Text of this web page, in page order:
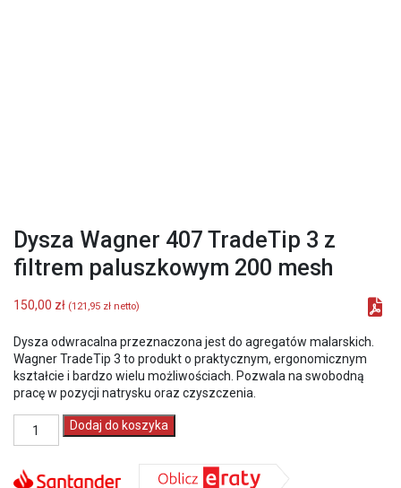
Dysza Wagner 407 TradeTip 3 z
filtrem paluszkowym 200 mesh
150,00 zł (121,95 zł netto)
Dysza odwracalna przeznaczona jest do agregatów malarskich.
Wagner TradeTip 3 to produkt o praktycznym, ergonomicznym
kształcie i bardzo wielu możliwościach. Pozwala na swobodną
pracę w pozycji natrysku oraz czyszczenia.
Dysza
407
Dodaj do koszyka